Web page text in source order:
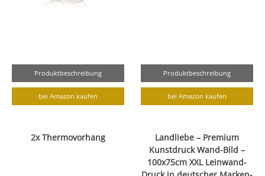
Produktbeschreibung
bei Amazon kaufen
Produktbeschreibung
bei Amazon kaufen
2x Thermovorhang
Landliebe – Premium
Kunstdruck Wand-Bild –
100x75cm XXL Leinwand-